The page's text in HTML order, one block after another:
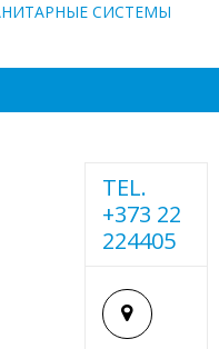
СИСТЕМЫ
TEL.
+373 22
224405